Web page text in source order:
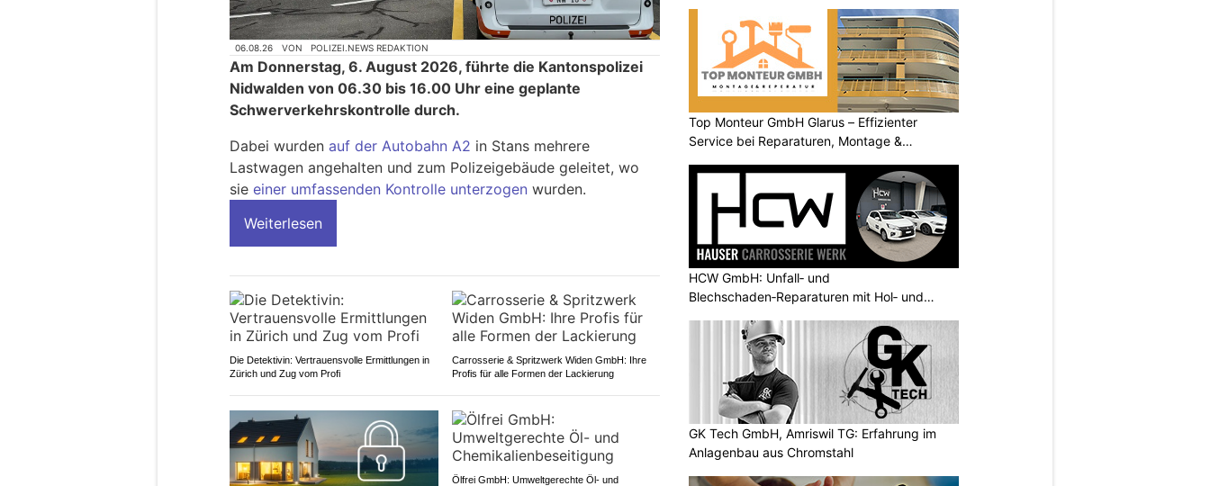
06.08.26 VON POLIZEI.NEWS REDAKTION
Am Donnerstag, 6. August 2026, führte die Kantonspolizei
Nidwalden von 06.30 bis 16.00 Uhr eine geplante
Schwerverkehrskontrolle durch.
Dabei wurden auf der Autobahn A2 in Stans mehrere
Lastwagen angehalten und zum Polizeigebäude geleitet, wo
sie einer umfassenden Kontrolle unterzogen wurden.
Weiterlesen
Die Detektivin: Vertrauensvolle Ermittlungen in
Zürich und Zug vom Profi
Carrosserie & Spritzwerk Widen GmbH: Ihre
Profis für alle Formen der Lackierung
Ölfrei GmbH: Umweltgerechte Öl- und
Top Monteur GmbH Glarus – Effizienter
Service bei Reparaturen, Montage &
HCW GmbH: Unfall‑ und
Blechschaden‑Reparaturen mit Hol‑ und
GK Tech GmbH, Amriswil TG: Erfahrung im
Anlagenbau aus Chromstahl